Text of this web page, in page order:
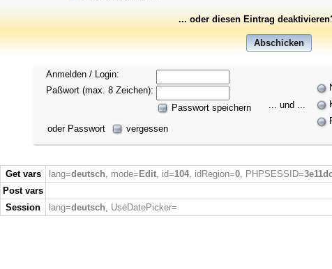
... oder diesen Eintrag
Anmelden / Login:
Paßwort (max. 8 Zeichen):
Passwort speichern
oder Passwort
vergessen
... und ...
Get vars lang=deutsch, mode= Edit, id=104, idRegion=0, PHPSESSID=
Post vars
Session
lang=deutsch, UseDatePicker=